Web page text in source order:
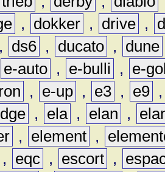
, dokker , drive ,
, ds6 , ducato , dune
e-auto , e-bulli ,
e-
, e-up , e3 , e9
, ela , elan ,
, element ,
, eqc , escort ,